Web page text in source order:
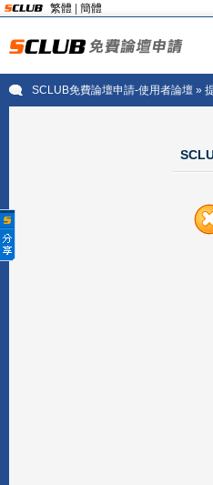
繁體 簡體
SCLUB免費論壇申請-使用者論壇»